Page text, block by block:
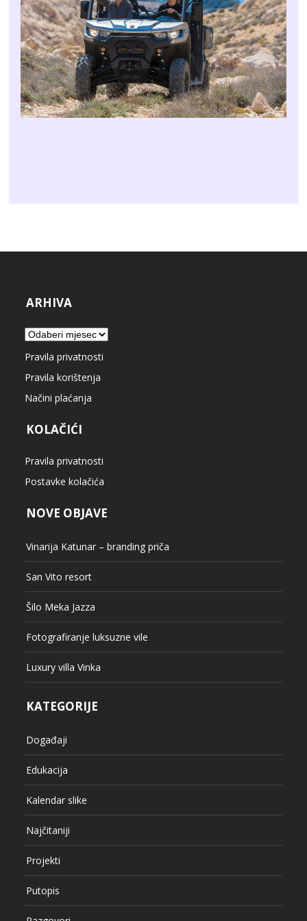
ARHIVA
Arhiva
Pravila privatnosti
Pravila korištenja
Načini plaćanja
KOLAČIĆI
Pravila privatnosti
Postavke kolačića
NOVE OBJAVE
Vinarija Katunar – branding priča
San Vito resort
Šilo Meka Jazza
Fotografiranje luksuzne vile
Luxury villa Vinka
KATEGORIJE
Događaji
Edukacija
Kalendar slike
Najčitaniji
Projekti
Putopis